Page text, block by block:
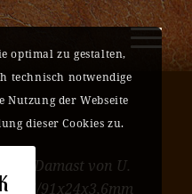
Damast von U.
91x24x3,6mm
optimal zu gestalten,
technisch notwendige
Nutzung der Webseite
dieser Cookies zu.